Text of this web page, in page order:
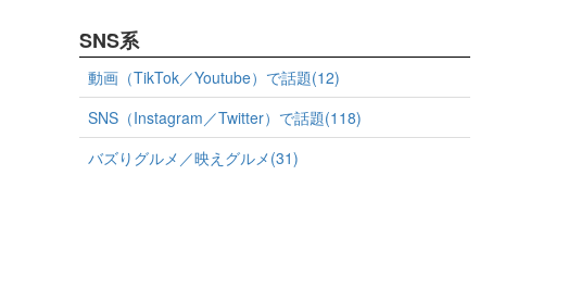
SNS系
動画（TikTok／Youtube）で話題(12)
SNS（Instagram／Twitter）で話題(118)
バズりグルメ／映えグルメ(31)